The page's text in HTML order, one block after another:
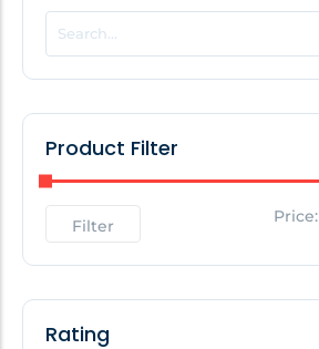
POPULAR THIS WEEK
No Posts Found!
No Posts Found!
Product Filter
Filter Price:
Rating